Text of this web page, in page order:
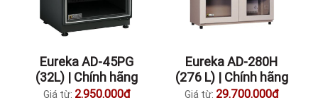
Eureka AD-45PG
(32L) | Chính hãng
Giá từ: 2.950.000đ
Eureka AD-280H
(276 L) | Chính hãng
Giá từ: 29.700.000đ